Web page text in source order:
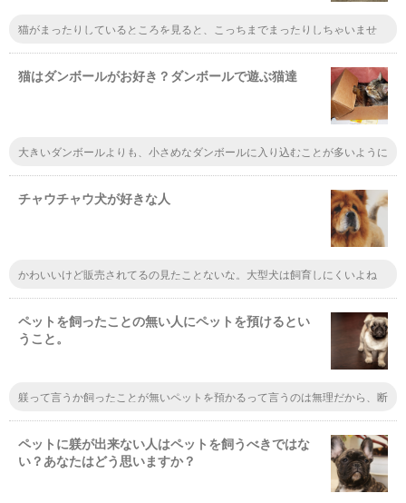
猫がまったりしているところを見ると、こっちまでまったりしちゃいませ
ったですよ。いつ見ても可愛いですよね。
猫はダンボールがお好き？ダンボールで遊ぶ猫達
大きいダンボールよりも、小さめなダンボールに入り込むことが多いように
を見るのが大好きな私です。
チャウチャウ犬が好きな人
かわいいけど販売されてるの見たことないな。大型犬は飼育しにくいよね
いなカットになってたよ。暑いんだろうね。
ペットを飼ったことの無い人にペットを預けるとい
うこと。
躾って言うか飼ったことが無いペットを預かるって言うのは無理だから、断
ペットに躾が出来ない人はペットを飼うべきではな
い？あなたはどう思いますか？